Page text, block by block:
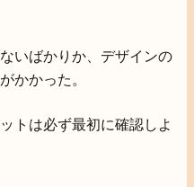
いばかりか、デザインの
かかった。
トは必ず最初に確認しよ